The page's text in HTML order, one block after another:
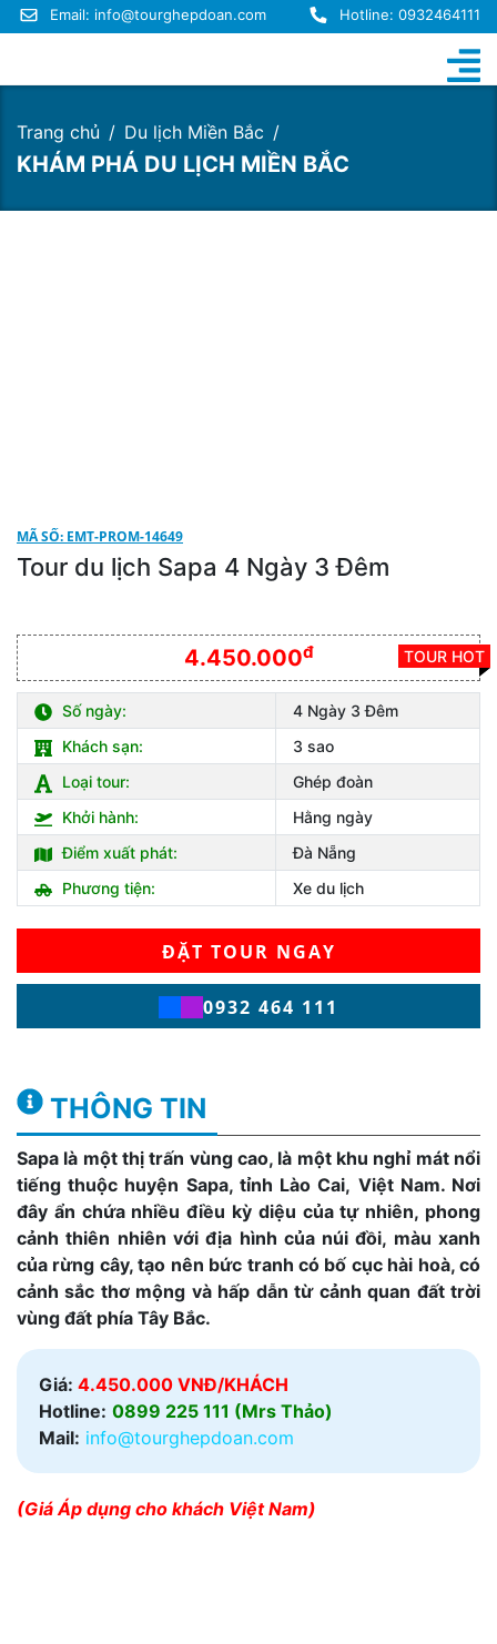
Email: info@tourghepdoan.com Hotline: 0932464111
Trang chủ Du lịch Miền Bắc
KHÁM PHÁ DU LỊCH MIỀN BẮC
MÃ SỐ: EMT-PROM-14649
Tour du lịch Sapa 4 Ngày 3 Đêm
4.450.000đ TOUR HOT
Số ngày:
4 Ngày 3 Đêm
Khách sạn:
3 sao
Loại tour:
Ghép đoàn
Khởi hành:
Hằng ngày
Điểm xuất phát:
Đà Nẵng
Phương tiện:
Xe du lịch
ĐẶT TOUR NGAY
0932 464 111
THÔNG TIN
Sapa là một thị trấn vùng cao, là một khu nghỉ mát nổi
tiếng thuộc huyện Sapa, tỉnh Lào Cai, Việt Nam. Nơi
đây ẩn chứa nhiều điều kỳ diệu của tự nhiên, phong
cảnh thiên nhiên với địa hình của núi đồi, màu xanh
của rừng cây, tạo nên bức tranh có bố cục hài hoà, có
cảnh sắc thơ mộng và hấp dẫn từ cảnh quan đất trời
vùng đất phía Tây Bắc.
Giá: 4.450.000 VNĐ/KHÁCH
Hotline: 0899 225 111 (Mrs Thảo)
Mail: info@tourghepdoan.com
(Giá Áp dụng cho khách Việt Nam)